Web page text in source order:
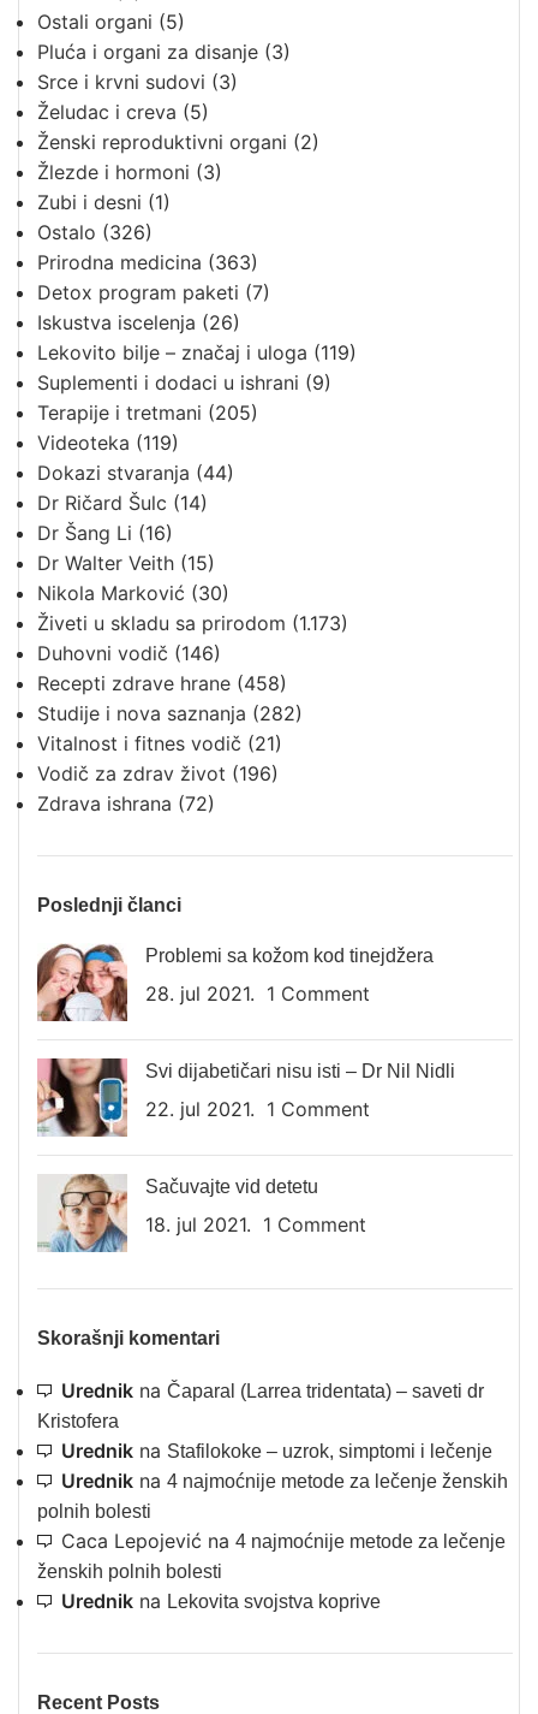
Ostali organi (5)
Pluća i organi za disanje (3)
Srce i krvni sudovi (3)
Želudac i creva (5)
Ženski reproduktivni organi (2)
Žlezde i hormoni (3)
Zubi i desni (1)
Ostalo (326)
Prirodna medicina (363)
Detox program paketi (7)
Iskustva iscelenja (26)
Lekovito bilje – značaj i uloga (119)
Suplementi i dodaci u ishrani (9)
Terapije i tretmani (205)
Videoteka (119)
Dokazi stvaranja (44)
Dr Ričard Šulc (14)
Dr Šang Li (16)
Dr Walter Veith (15)
Nikola Marković (30)
Živeti u skladu sa prirodom (1.173)
Duhovni vodič (146)
Recepti zdrave hrane (458)
Studije i nova saznanja (282)
Vitalnost i fitnes vodič (21)
Vodič za zdrav život (196)
Zdrava ishrana (72)
Poslednji članci
Problemi sa kožom kod tinejdžera
28. jul 2021. 1 Comment
Svi dijabetičari nisu isti – Dr Nil Nidli
22. jul 2021. 1 Comment
Sačuvajte vid detetu
18. jul 2021. 1 Comment
Skorašnji komentari
Urednik na Čaparal (Larrea tridentata) – saveti dr
Kristofera
Urednik na Stafilokoke – uzrok, simptomi i lečenje
Urednik na 4 najmoćnije metode za lečenje ženskih
polnih bolesti
Caca Lepojević na 4 najmoćnije metode za lečenje
ženskih polnih bolesti
Urednik na Lekovita svojstva koprive
Recent Posts